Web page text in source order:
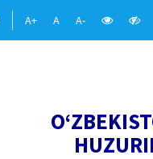
A+ A A-